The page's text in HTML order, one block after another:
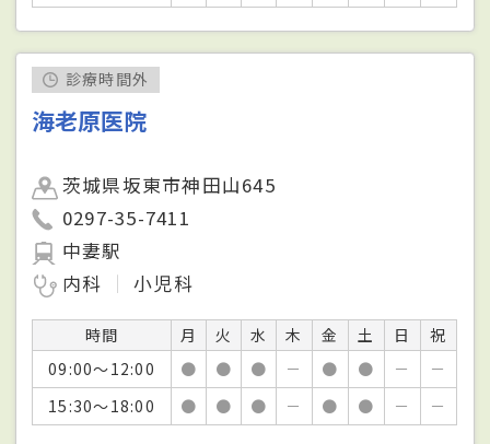
診療時間外
海老原医院
茨城県坂東市神田山645
0297-35-7411
中妻駅
内科
小児科
時間 月 火 水 木 金 土 日
祝
09:00～12:00
● ● ● － ● ● －
－
15:30～18:00
● ● ● － ● ● － －